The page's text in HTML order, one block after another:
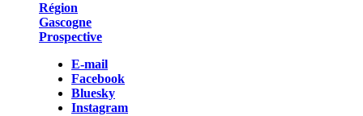
Région
Gascogne
Prospective
E-mail
Facebook
Bluesky
Instagram